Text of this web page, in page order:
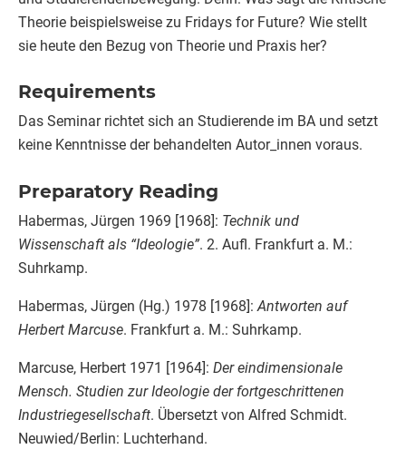
Theorie beispielsweise zu Fridays for Future? Wie stellt
sie heute den Bezug von Theorie und Praxis her?
Requirements
Das Seminar richtet sich an Studierende im BA und setzt
keine Kenntnisse der behandelten Autor_innen voraus.
Preparatory Reading
Habermas, Jürgen 1969 [1968]: Technik und
Wissenschaft als “Ideologie”. 2. Aufl. Frankfurt a. M.:
Suhrkamp.
Habermas, Jürgen (Hg.) 1978 [1968]: Antworten auf
Herbert Marcuse. Frankfurt a. M.: Suhrkamp.
Marcuse, Herbert 1971 [1964]: Der eindimensionale
Mensch. Studien zur Ideologie der fortgeschrittenen
Industriegesellschaft. Übersetzt von Alfred Schmidt.
Neuwied/Berlin: Luchterhand.